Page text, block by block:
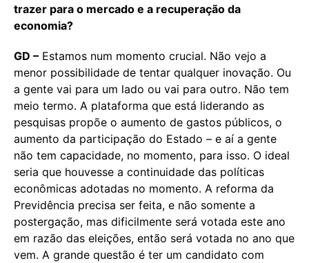
trazer para o mercado e a recuperação da
economia?
GD – Estamos num momento crucial. Não vejo a
menor possibilidade de tentar qualquer inovação. Ou
a gente vai para um lado ou vai para outro. Não tem
meio termo. A plataforma que está liderando as
pesquisas propõe o aumento de gastos públicos, o
aumento da participação do Estado – e aí a gente
não tem capacidade, no momento, para isso. O ideal
seria que houvesse a continuidade das políticas
econômicas adotadas no momento. A reforma da
Previdência precisa ser feita, e não somente a
postergação, mas dificilmente será votada este ano
em razão das eleições, então será votada no ano que
vem. A grande questão é ter um candidato com